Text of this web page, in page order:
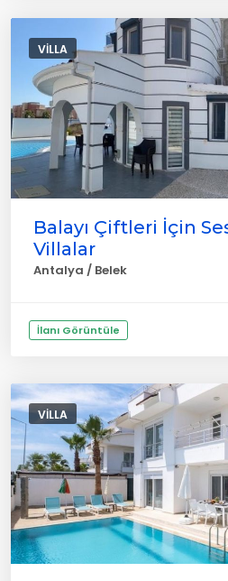
VILLA
Balayı Çiftleri İçin
Villalar
Antalya / Belek
İlanı Görüntüle
VILLA